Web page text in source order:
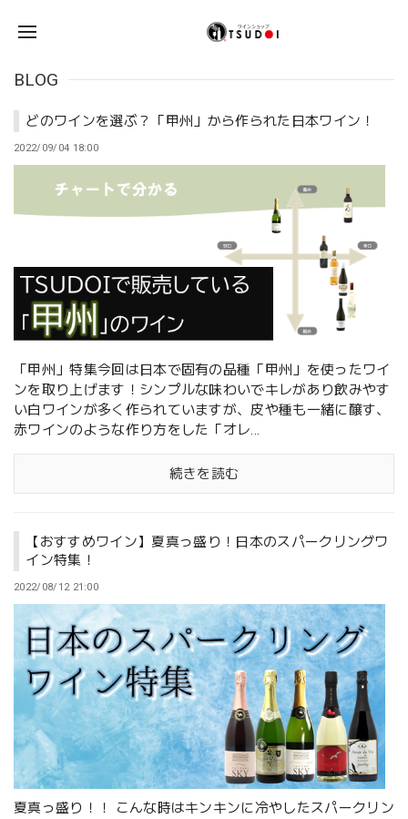
BLOG
どのワインを選ぶ？「甲州」から作られた日本ワイン！
2022/09/04 18:00
「甲州」特集今回は日本で固有の品種「甲州」を使ったワイ
ンを取り上げます！シンプルな味わいでキレがあり飲みやす
い白ワインが多く作られていますが、皮や種も一緒に醸す、
赤ワインのような作り方をした「オレ...
続きを読む
【おすすめワイン】夏真っ盛り！日本のスパークリングワ
イン特集！
2022/08/12 21:00
夏真っ盛り！！ こんな時はキンキンに冷やしたスパークリン